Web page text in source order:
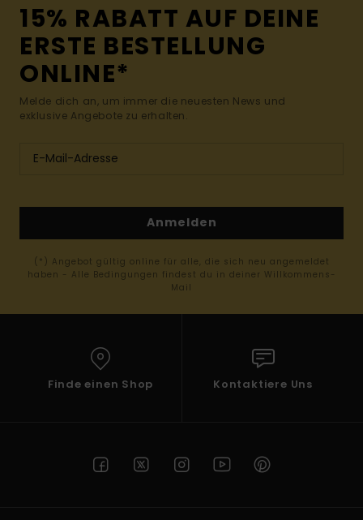
15% RABATT AUF DEINE
ERSTE BESTELLUNG
ONLINE*
Melde dich an, um immer die neuesten News und
exklusive Angebote zu erhalten.
Anmelden
(*) Angebot gültig online für alle, die sich neu angemeldet
haben - Alle Bedingungen findest du in deiner Willkommens-
Mail
Finde einen Shop Kontaktiere Uns